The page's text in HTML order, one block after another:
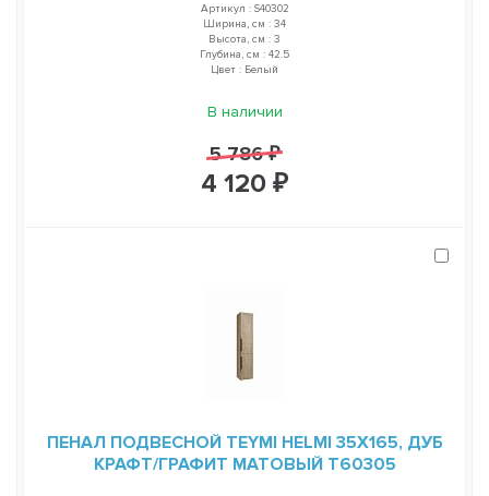
Артикул : S40302
Ширина, см : 34
Высота, см : 3
Глубина, см : 42.5
Цвет : Белый
В наличии
5 786 ₽
4 120 ₽
ПЕНАЛ ПОДВЕСНОЙ TEYMI HELMI 35Х165, ДУБ
КРАФТ/ГРАФИТ МАТОВЫЙ T60305